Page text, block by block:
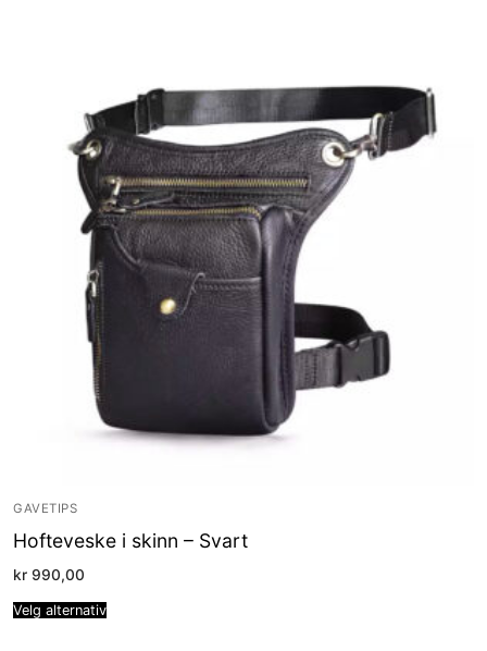
GAVETIPS
Hofteveske i skinn – Svart
kr 990,00
Velg alternativ